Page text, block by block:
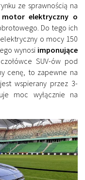
ze sprawnością na
motor elektryczny o
Do tego ich
o mocy 150
wynosi imponujące
SUV-ów pod
cenę, to zapewne na
wspierany przez 3-
moc wyłącznie na